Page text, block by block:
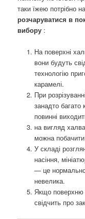
таки їжею потрібно
розчаруватися в
вибору :
На поверхні
вони будуть
технологію
карамелі.
При
занадто
повинні
на вигляд
можна побачити
У складі
насіння,
— це
невелика.
Якщо поверхню
свідчить про